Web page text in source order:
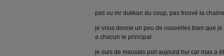
pas vu mr dukkan du coup, pas trouvé la
je vous donne un peu de nouvelles bien que
a chacun le principal
je suis de mauvais poil aujourd hui car max a